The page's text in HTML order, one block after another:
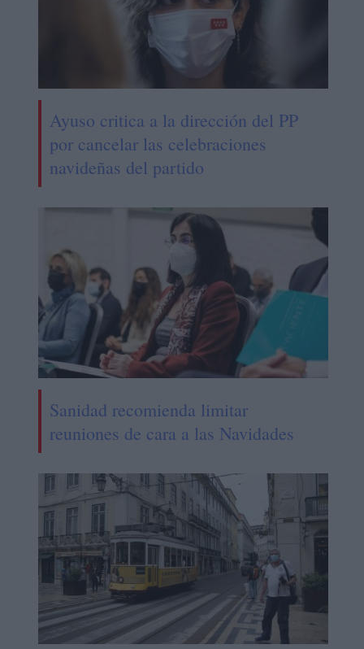
Ayuso critica a la dirección del PP
por cancelar las celebraciones
navideñas del partido
Sanidad recomienda limitar
reuniones de cara a las Navidades